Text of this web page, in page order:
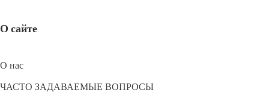
О сайте
О нас
ЧАСТО ЗАДАВАЕМЫЕ ВОПРОСЫ